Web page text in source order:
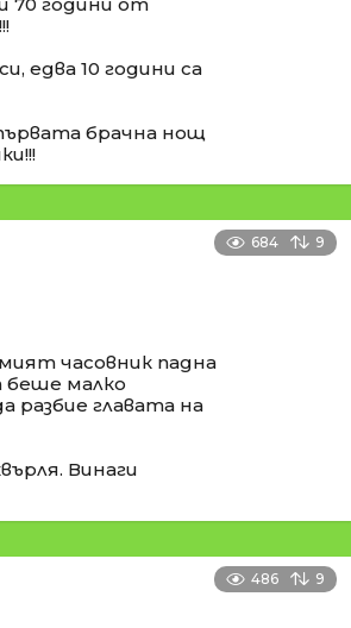
едва 10 години са
брачна нощ
684 9
часовник падна
малко
разбие главата на
Винаги
486 9